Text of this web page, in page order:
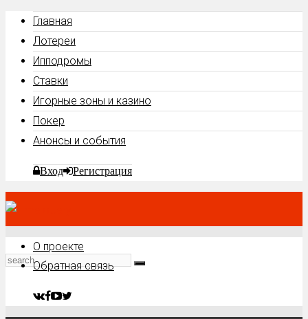
Главная
Лотереи
Ипподромы
Ставки
Игорные зоны и казино
Покер
Анонсы и события
Вход Регистрация
О проекте
Обратная связь